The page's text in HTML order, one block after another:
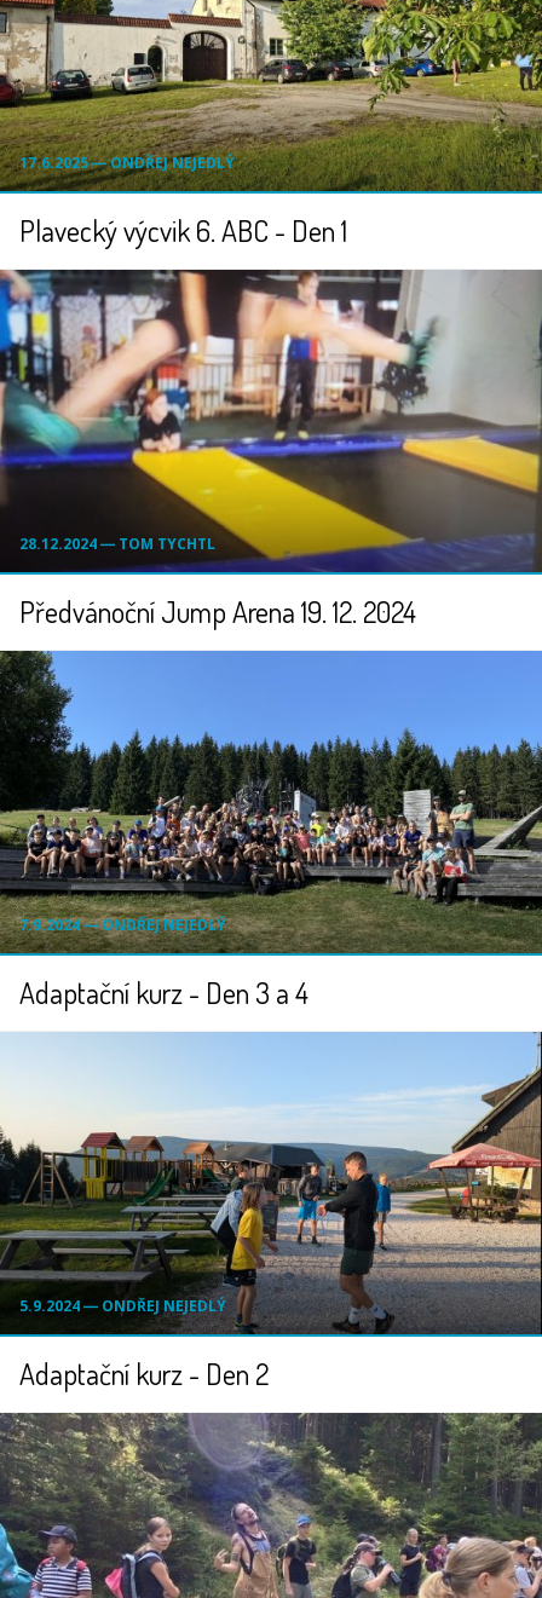
17.6.2025 ― ONDŘEJ NEJEDLÝ
Plavecký výcvik 6. ABC - Den 1
28.12.2024 ― TOM TYCHTL
Předvánoční Jump Arena 19. 12. 2024
7.9.2024 ― ONDŘEJ NEJEDLÝ
Adaptační kurz - Den 3 a 4
5.9.2024 ― ONDŘEJ NEJEDLÝ
Adaptační kurz - Den 2